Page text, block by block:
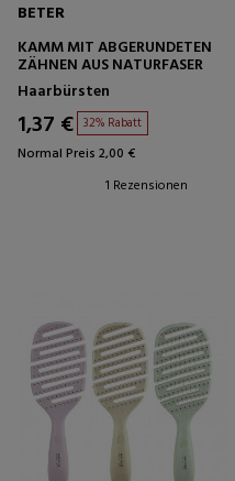
BETER
KAMM MIT ABGERUNDETEN
ZÄHNEN AUS NATURFASER
Haarbürsten
1,37 € 32% Rabatt
Normal Preis 2,00 €
1 Rezensionen